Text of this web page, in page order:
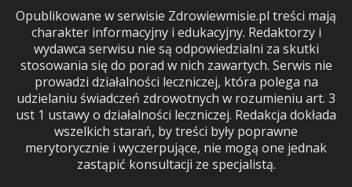
Opublikowane w serwisie Zdrowiewmisie.pl treści mają
charakter informacyjny i edukacyjny. Redaktorzy i
wydawca serwisu nie są odpowiedzialni za skutki
stosowania się do porad w nich zawartych. Serwis nie
prowadzi działalności leczniczej, która polega na
udzielaniu świadczeń zdrowotnych w rozumieniu art. 3
ust 1 ustawy o działalności leczniczej. Redakcja dokłada
wszelkich starań, by treści były poprawne
merytorycznie i wyczerpujące, nie mogą one jednak
zastąpić konsultacji ze specjalistą.